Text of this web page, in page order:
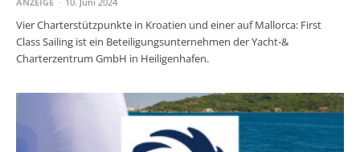
Vier Charterstützpunkte in Kroatien und einer auf Mallorca: First
Class Sailing ist ein Beteiligungsunternehmen der Yacht-&
Charterzentrum GmbH in Heiligenhafen.